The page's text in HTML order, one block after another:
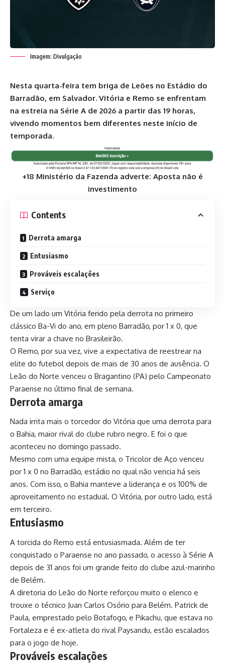
Imagem: Divulgação
Nesta quarta-feira tem briga de Leões no Estádio do
Barradão, em Salvador. Vitória e Remo se enfrentam
na estreia na Série A de 2026 a partir das 19 horas,
vivendo momentos bem diferentes neste início de
temporada.
+18 Ministério da Fazenda adverte: Aposta não é
investimento
Contents
Derrota amarga
Entusiasmo
Prováveis escalações
Serviço
De um lado um Vitória ferido pela derrota no primeiro
clássico Ba-Vi do ano, em pleno Barradão, por 1 x 0, que
tenta virar a chave no Brasileirão.
O Remo, por sua vez, vive a expectativa de reestrear na
elite do futebol depois de mais de 30 anos de ausência. O
Leão do Norte venceu o Bragantino (PA) pelo Campeonato
Paraense no último final de semana.
Derrota amarga
Nada irrita mais o torcedor do Vitória que uma derrota para
o Bahia, maior rival do clube rubro negro. E foi o que
aconteceu no domingo passado.
Mesmo com uma equipe mista, o Tricolor de Aço venceu
por 1 x 0 no Barradão, estádio no qual não vencia há seis
anos. Com isso, o Bahia manteve a liderança e os 100% de
aproveitamento no estadual. O Vitória, por outro lado, está
em terceiro.
Entusiasmo
A torcida do Remo está entusiasmada. Além de ter
conquistado o Paraense no ano passado, o acesso à Série A
depois de 31 anos foi um grande feito do clube azul-marinho
de Belém.
A diretoria do Leão do Norte reforçou muito o elenco e
trouxe o técnico Juan Carlos Osório para Belém. Patrick de
Paula, emprestado pelo Botafogo, e Pikachu, que estava no
Fortaleza e é ex-atleta do rival Paysandu, estão escalados
para o jogo de hoje.
Prováveis escalações